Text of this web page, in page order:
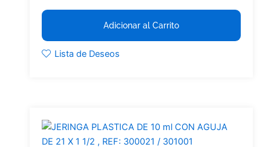
Adicionar al Carrito
Lista de Deseos